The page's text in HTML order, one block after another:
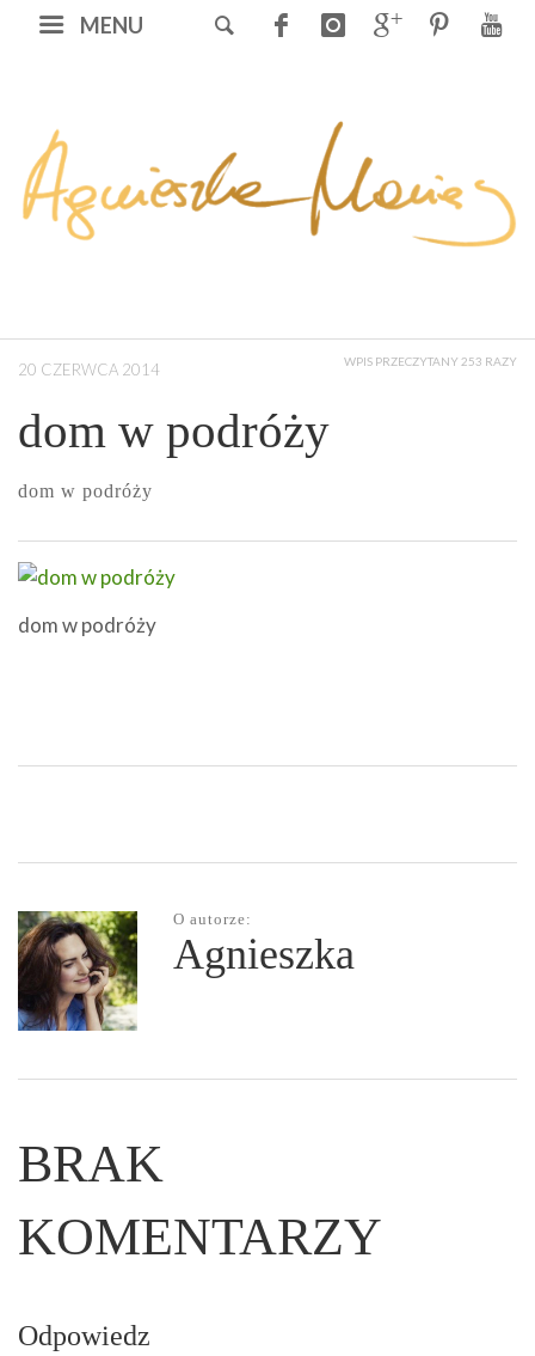
MENU
20 CZERWCA 2014 WPIS PRZECZYTANY 253 RAZY
dom w podróży
dom w podróży
dom w podróży
O autorze:
Agnieszka
BRAK
KOMENTARZY
Odpowiedz